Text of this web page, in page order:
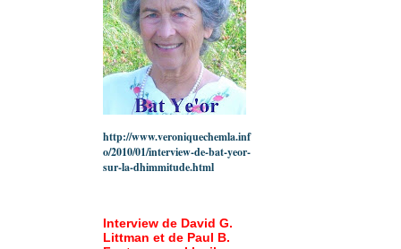
http://www.veroniquechemla.inf
o/2010/01/interview-de-bat-yeor-
sur-la-dhimmitude.html
Interview de David G.
Littman et de Paul B.